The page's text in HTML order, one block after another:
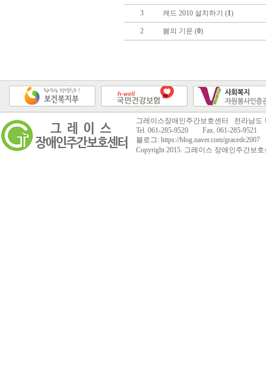
3 캐드 2010 설치하기 (1)
2 봄의 기운 (0)
그레이스장애인주간보호센터 전라남
Tel. 061-285-9520 Fax. 061-285-9521
블로그: https://blog.naver.com/gracedc2007
Copyright 2015. 그레이스 장애인주간보호